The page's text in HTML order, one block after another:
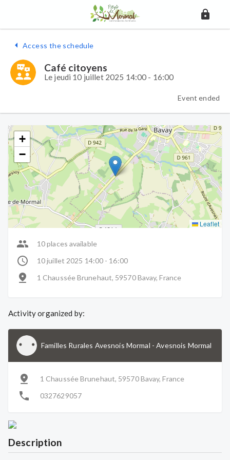
Access the schedule
Café citoyens
Le jeudi 10 juillet 2025 14:00 - 16:00
Event ended
Description
+
−
Leaflet
10 places available
10 juillet 2025 14:00 - 16:00
1 Chaussée Brunehaut, 59570 Bavay, France
Activity organized by:
Familles Rurales Avesnois Mormal -Avesnois Mormal
1 Chaussée Brunehaut, 59570 Bavay, France
0327629057